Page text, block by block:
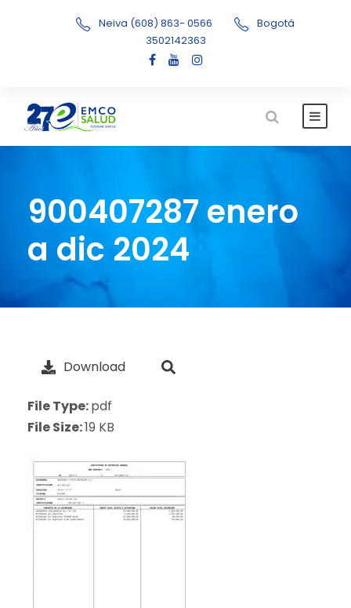
Neiva (608) 863- 0566
Bogotá
3502142363
900407287 enero
a dic 2024
Download
File Type:pdf
File Size:19 KB